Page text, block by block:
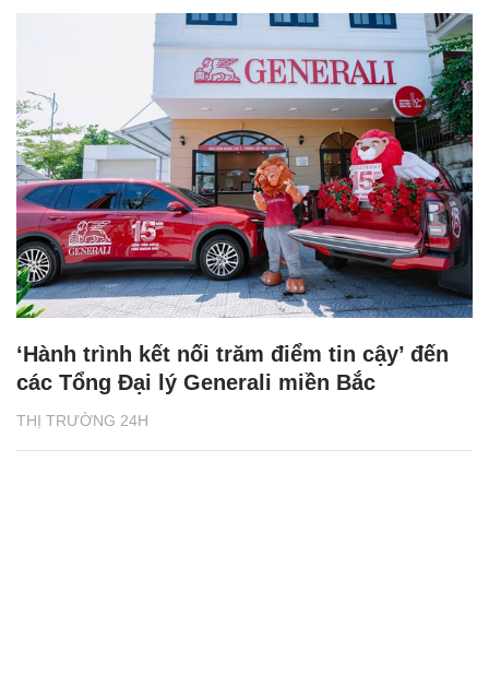
THỊ TRƯỜNG 24H
‘Hành trình kết nối trăm điểm tin cậy’ đến
các Tổng Đại lý Generali miền Bắc